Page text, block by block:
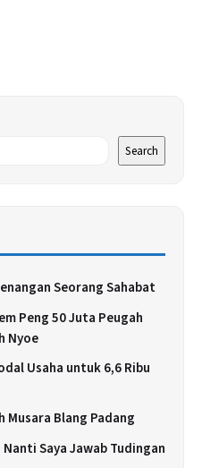
Search
Seorang Sahabat
Peng 50 Juta Peugah
Nyoe
Usaha untuk 6,6 Ribu
Musara Blang Padang
Saya Jawab Tudingan